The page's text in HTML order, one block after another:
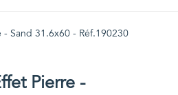
Sand 31.6x60 - Réf.190230
Pierre -